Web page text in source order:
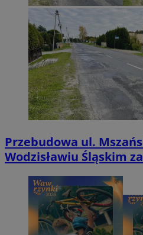
Przebudowa ul.
Wodzisławiu Śląskim